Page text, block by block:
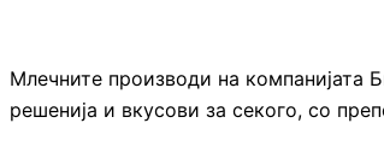
Млечните производи на компанијата
решенија и вкусови за секого, со